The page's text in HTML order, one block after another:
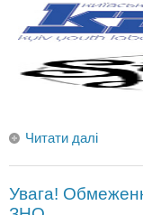
Читати далі
Увага!